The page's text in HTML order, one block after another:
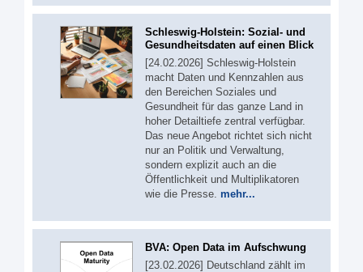
Schleswig-Holstein: Sozial- und
Gesundheitsdaten auf einen Blick
[24.02.2026] Schleswig-Holstein
macht Daten und Kennzahlen aus
den Bereichen Soziales und
Gesundheit für das ganze Land in
hoher Detailtiefe zentral verfügbar.
Das neue Angebot richtet sich nicht
nur an Politik und Verwaltung,
sondern explizit auch an die
Öffentlichkeit und Multiplikatoren
wie die Presse. mehr...
BVA: Open Data im Aufschwung
[23.02.2026] Deutschland zählt im